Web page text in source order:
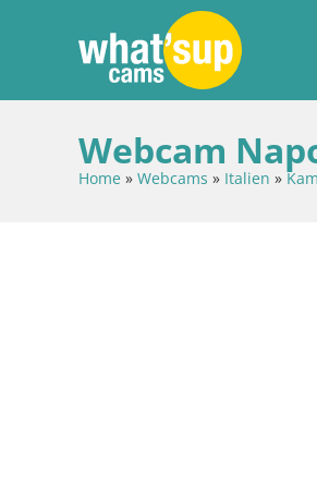
Webcam
Home » Webcams » Italien »